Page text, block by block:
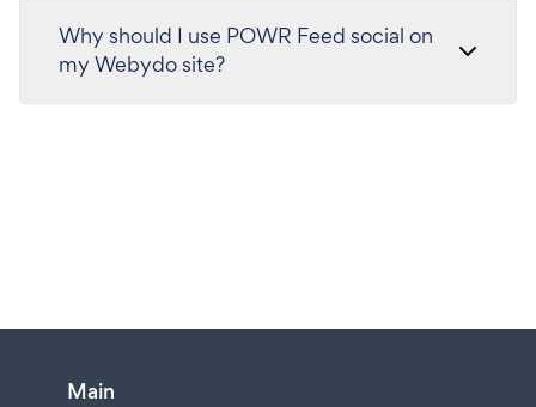
Why should I use POWR Feed social on
my Webydo site?
Main